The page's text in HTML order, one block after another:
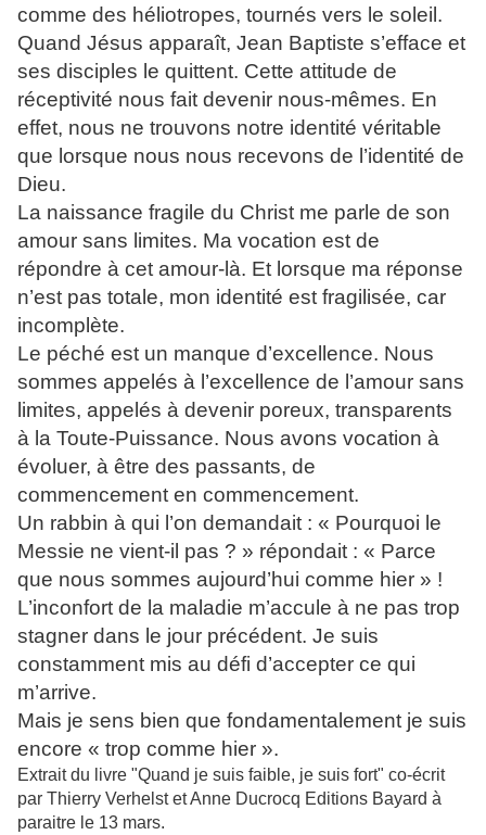
comme des héliotropes, tournés vers le soleil.
Quand Jésus apparaît, Jean Baptiste s’efface et
ses disciples le quittent. Cette attitude de
réceptivité nous fait devenir nous-mêmes. En
effet, nous ne trouvons notre identité véritable
que lorsque nous nous recevons de l’identité de
Dieu.
La naissance fragile du Christ me parle de son
amour sans limites. Ma vocation est de
répondre à cet amour-là. Et lorsque ma réponse
n’est pas totale, mon identité est fragilisée, car
incomplète.
Le péché est un manque d’excellence. Nous
sommes appelés à l’excellence de l’amour sans
limites, appelés à devenir poreux, transparents
à la Toute-Puissance. Nous avons vocation à
évoluer, à être des passants, de
commencement en commencement.
Un rabbin à qui l’on demandait : « Pourquoi le
Messie ne vient-il pas ? » répondait : « Parce
que nous sommes aujourd’hui comme hier » !
L’inconfort de la maladie m’accule à ne pas trop
stagner dans le jour précédent. Je suis
constamment mis au défi d’accepter ce qui
m’arrive.
Mais je sens bien que fondamentalement je suis
encore « trop comme hier ».
Extrait du livre "Quand je suis faible, je suis fort" co-écrit
par Thierry Verhelst et Anne Ducrocq Editions Bayard à
paraitre le 13 mars.